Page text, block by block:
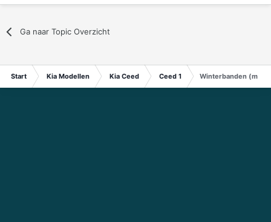
Ga naar Topic Overzicht
Start Kia Modellen Kia Ceed Ceed 1 Winterbanden (maat)